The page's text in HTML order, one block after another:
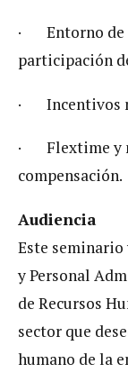
· Entorno de
participación
· Incentivos
· Flextime y
compensación.
Audiencia
Este
y Personal
de Recursos
sector que
humano de la